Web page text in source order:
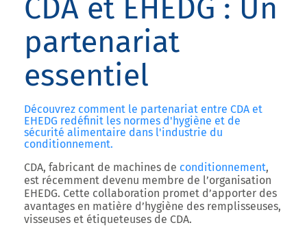
CDA et EHEDG : Un
partenariat
essentiel
Découvrez comment le partenariat entre CDA et
EHEDG redéfinit les normes d'hygiène et de
sécurité alimentaire dans l'industrie du
conditionnement.
CDA, fabricant de machines de conditionnement,
est récemment devenu membre de l’organisation
EHEDG. Cette collaboration promet d’apporter des
avantages en matière d’hygiène des remplisseuses,
visseuses et étiqueteuses de CDA.